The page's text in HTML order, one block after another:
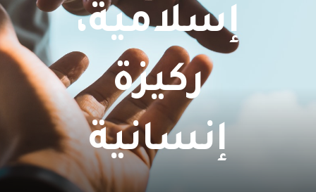
إسلامية،
ركيزة
إنسانية